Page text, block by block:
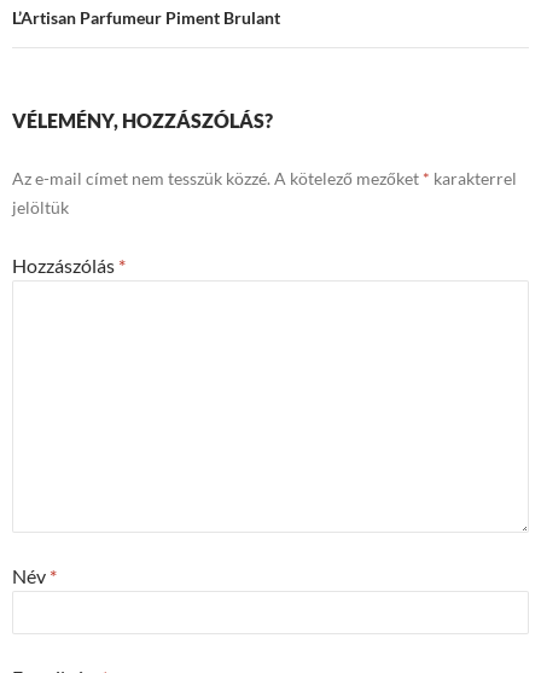
L’Artisan Parfumeur Piment Brulant
VÉLEMÉNY, HOZZÁSZÓLÁS?
Az e-mail címet nem tesszük közzé. A kötelező mezőket * karakterrel
jelöltük
Hozzászólás *
Név *